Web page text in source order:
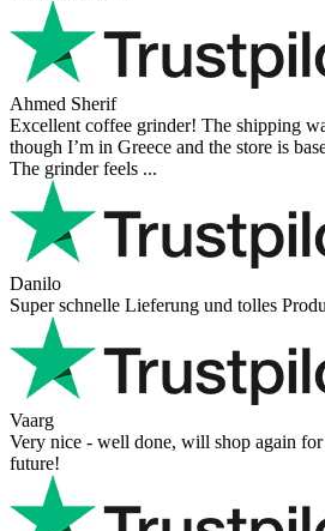
Ahmed Sherif
Excellent coffee grinder! The shipping
though I’m in Greece and the store is
The grinder feels ...
Danilo
Super schnelle Lieferung und tolles
Vaarg
Very nice - well done, will shop again for
future!